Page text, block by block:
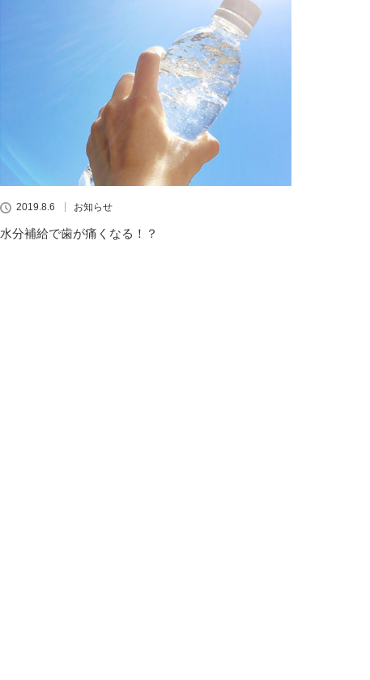
2019.8.6 お知らせ
水分補給で歯が痛くなる！？